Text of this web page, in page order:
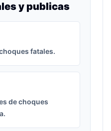
y publicas
fatales.
de choques